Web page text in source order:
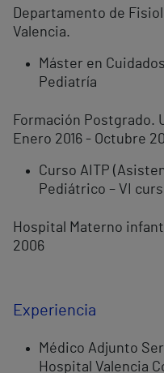
Departamento de
Valencia.
Máster en
Pediatría
Formación Postgrado.
Enero 2016 - Octubre
Curso AITP
Pediátrico – VI
Hospital Materno
2006
Experiencia
Médico Adjunto
Hospital Valencia